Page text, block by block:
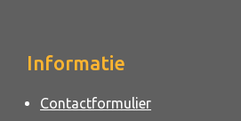
Informatie
Contactformulier